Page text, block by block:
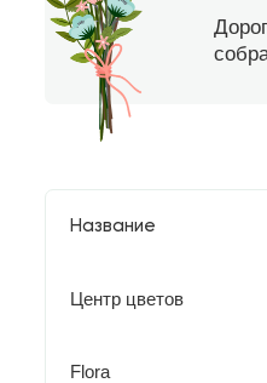
Название
Центр цветов
Flora